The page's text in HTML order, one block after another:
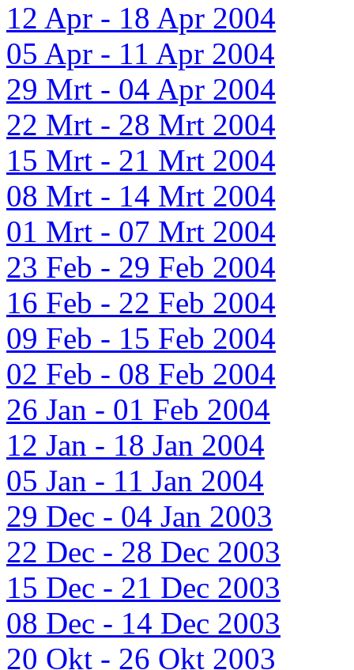
12 Apr - 18 Apr 2004
05 Apr - 11 Apr 2004
29 Mrt - 04 Apr 2004
22 Mrt - 28 Mrt 2004
15 Mrt - 21 Mrt 2004
08 Mrt - 14 Mrt 2004
01 Mrt - 07 Mrt 2004
23 Feb - 29 Feb 2004
16 Feb - 22 Feb 2004
09 Feb - 15 Feb 2004
02 Feb - 08 Feb 2004
26 Jan - 01 Feb 2004
12 Jan - 18 Jan 2004
05 Jan - 11 Jan 2004
29 Dec - 04 Jan 2003
22 Dec - 28 Dec 2003
15 Dec - 21 Dec 2003
08 Dec - 14 Dec 2003
20 Okt - 26 Okt 2003